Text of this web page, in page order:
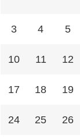
3 4 5
10 11 12
17 18 19
24 25 26